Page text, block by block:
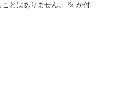
とはありません。 ※ が付